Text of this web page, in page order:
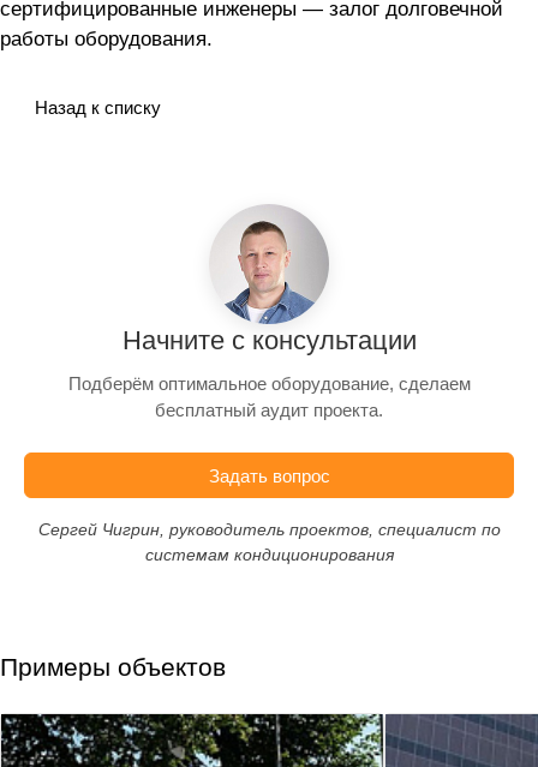
сертифицированные инженеры — залог долговечной
работы оборудования.
Назад к списку
Начните с консультации
Подберём оптимальное оборудование, сделаем
бесплатный аудит проекта.
Задать вопрос
Сергей Чигрин, руководитель проектов, специалист по
системам кондиционирования
Примеры объектов